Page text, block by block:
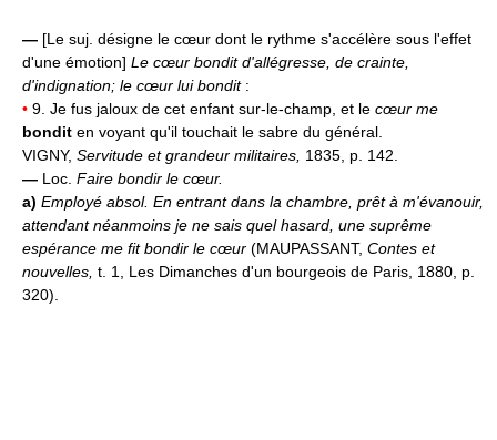
— [Le suj. désigne le cœur dont le rythme s'accélère sous l'effet
d'une émotion] Le cœur bondit d'allégresse, de crainte,
d'indignation; le cœur lui bondit:
• 9. Je fus jaloux de cet enfant sur-le-champ, et le cœur me
bondit en voyant qu'il touchait le sabre du général.
VIGNY, Servitude et grandeur militaires, 1835, p. 142.
— Loc. Faire bondir le cœur.
a) Employé absol. En entrant dans la chambre, prêt à m'évanouir,
attendant néanmoins je ne sais quel hasard, une suprême
espérance me fit bondir le cœur (MAUPASSANT, Contes et
nouvelles, t. 1, Les Dimanches d'un bourgeois de Paris, 1880, p.
320).